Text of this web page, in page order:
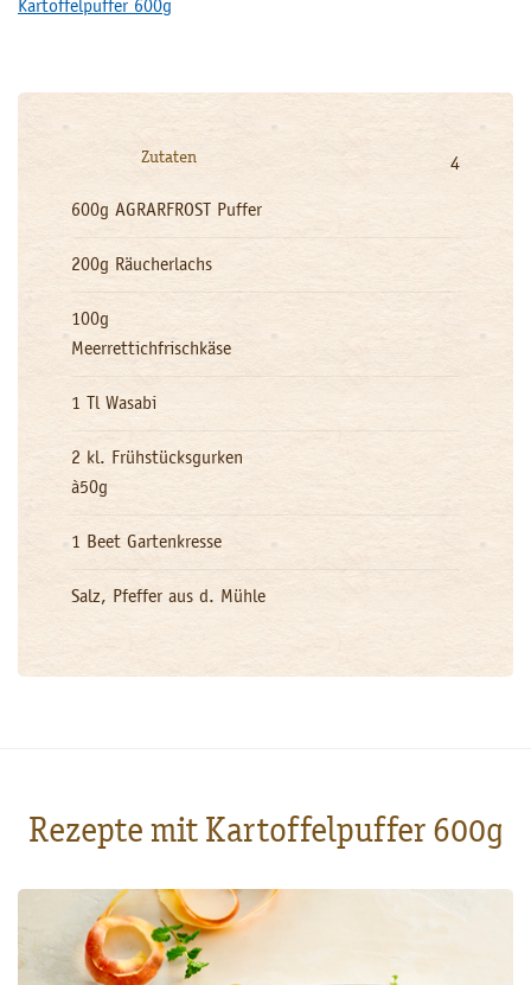
Kartoffelpuffer 600g
Zutaten 4
600g AGRARFROST Puffer
200g Räucherlachs
100g
Meerrettichfrischkäse
1 Tl Wasabi
2 kl. Frühstücksgurken
à50g
1 Beet Gartenkresse
Salz, Pfeffer aus d. Mühle
Rezepte mit Kartoffelpuffer 600g